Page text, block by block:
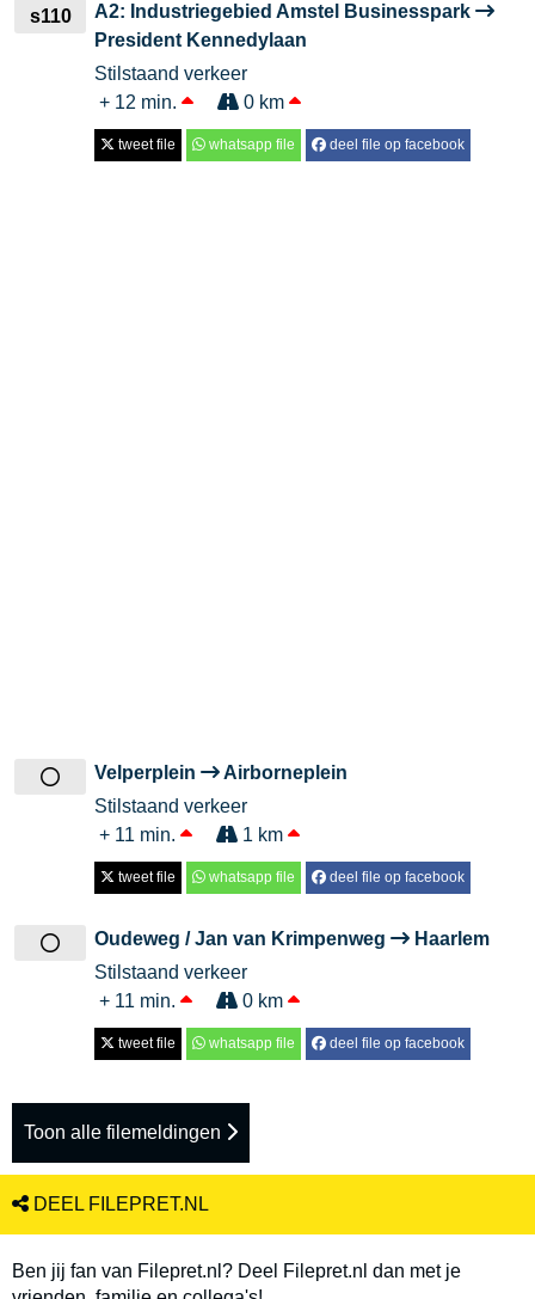
s110
A2: Industriegebied Amstel Businesspark
President Kennedylaan
Stilstaand verkeer
+ 12 min.
0 km
tweet file whatsapp file deel file op facebook
Velperplein
Airborneplein
Stilstaand verkeer
+ 11 min.
1 km
tweet file whatsapp file deel file op facebook
Oudeweg / Jan van Krimpenweg
Haarlem
Stilstaand verkeer
+ 11 min.
0 km
tweet file whatsapp file deel file op facebook
Toon alle filemeldingen
DEEL FILEPRET.NL
Ben jij fan van Filepret.nl? Deel Filepret.nl dan met je